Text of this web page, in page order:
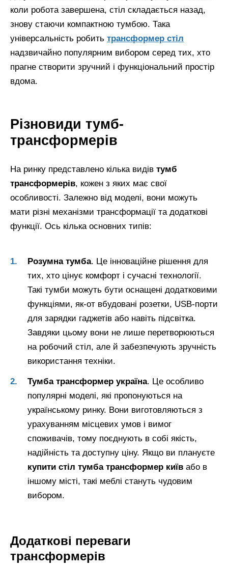
коли робота завершена, стіл складається назад,
знову стаючи компактною тумбою. Така
універсальність робить трансформер стіл
надзвичайно популярним вибором серед тих, хто
прагне створити зручний і функціональний простір
вдома.
Різновиди тумб-
трансформерів
На ринку представлено кілька видів тумб
трансформерів, кожен з яких має свої
особливості. Залежно від моделі, вони можуть
мати різні механізми трансформації та додаткові
функції. Ось кілька основних типів:
Розумна тумба. Це інноваційне рішення для
тих, хто цінує комфорт і сучасні технології.
Такі тумби можуть бути оснащені додатковими
функціями, як-от вбудовані розетки, USB-порти
для зарядки гаджетів або навіть підсвітка.
Завдяки цьому вони не лише перетворюються
на робочий стіл, але й забезпечують зручність
використання техніки.
Тумба трансформер україна. Це особливо
популярні моделі, які пропонуються на
українському ринку. Вони виготовляються з
урахуванням місцевих умов і вимог
споживачів, тому поєднують в собі якість,
надійність та доступну ціну. Якщо ви плануєте
купити стіл тумба трансформер київ або в
іншому місті, такі меблі стануть чудовим
вибором.
Додаткові переваги
трансформерів